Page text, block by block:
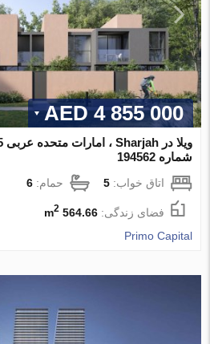
4 855 000 AED
شماره 194562
اتاق خواب:5 حمام:6
فضای زندگی:564.66 m
2
Primo Capital